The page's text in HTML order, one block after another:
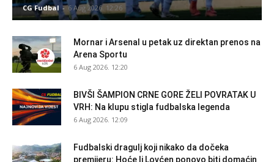
CG Fudbal - 6 Aug 2026. 12:26
Mornar i Arsenal u petak uz direktan prenos na
Arena Sportu
6 Aug 2026. 12:20
BIVŠI ŠAMPION CRNE GORE ŽELI POVRATAK U
VRH: Na klupu stigla fudbalska legenda
6 Aug 2026. 12:09
Fudbalski dragulj koji nikako da dočeka
premijeru: Hoće li Lovćen ponovo biti domaćin